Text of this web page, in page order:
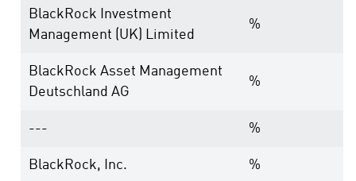
BlackRock Investment
Management (UK) Limited
%
BlackRock Asset Management
Deutschland AG
%
--- %
BlackRock, Inc. %